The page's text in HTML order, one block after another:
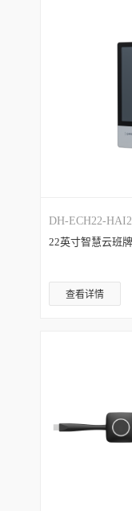
DH-ECH22-
22英寸智慧云班牌
查看详情